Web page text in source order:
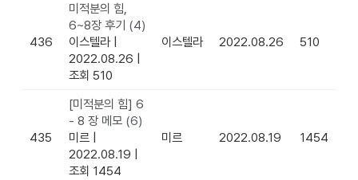
436
미적분의 힘,
6~8장 후기 (4)
이스텔라
2022.08.26
조회 510
이스텔라 2022.08.26 510
435
[미적분의 힘] 6
- 8 장 메모 (6)
미르
2022.08.19
조회 1454
미르 2022.08.19 1454